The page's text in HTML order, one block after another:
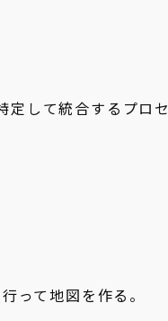
定して統合するプロセ
って地図を作る。